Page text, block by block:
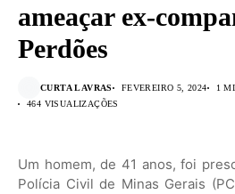
ameaçar ex-
Perdões
CURTA LAVRAS FEVEREIRO 5, 2024
1
464 VISUALIZAÇÕES
Um homem, de 41 anos, foi
Polícia Civil de Minas Gerais